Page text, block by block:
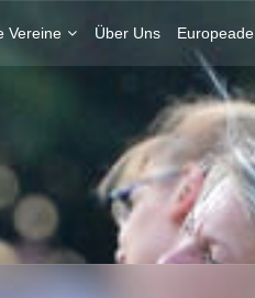
Vereine Über Uns Europeade